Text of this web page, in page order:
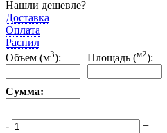
Нашли дешевле?
Доставка
Оплата
Распил
Объем (м3): Площадь (м2):
Сумма:
-
+